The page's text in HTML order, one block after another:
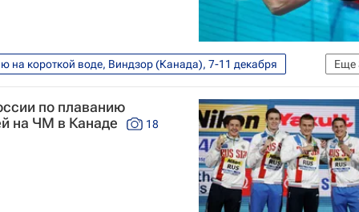
Владимир Морозов (плавание)
Еще
на короткой воде, Виндзор (Канада), 7-11 декабря
по плаванию на короткой воде
по плаванию
на ЧМ в Канаде
18